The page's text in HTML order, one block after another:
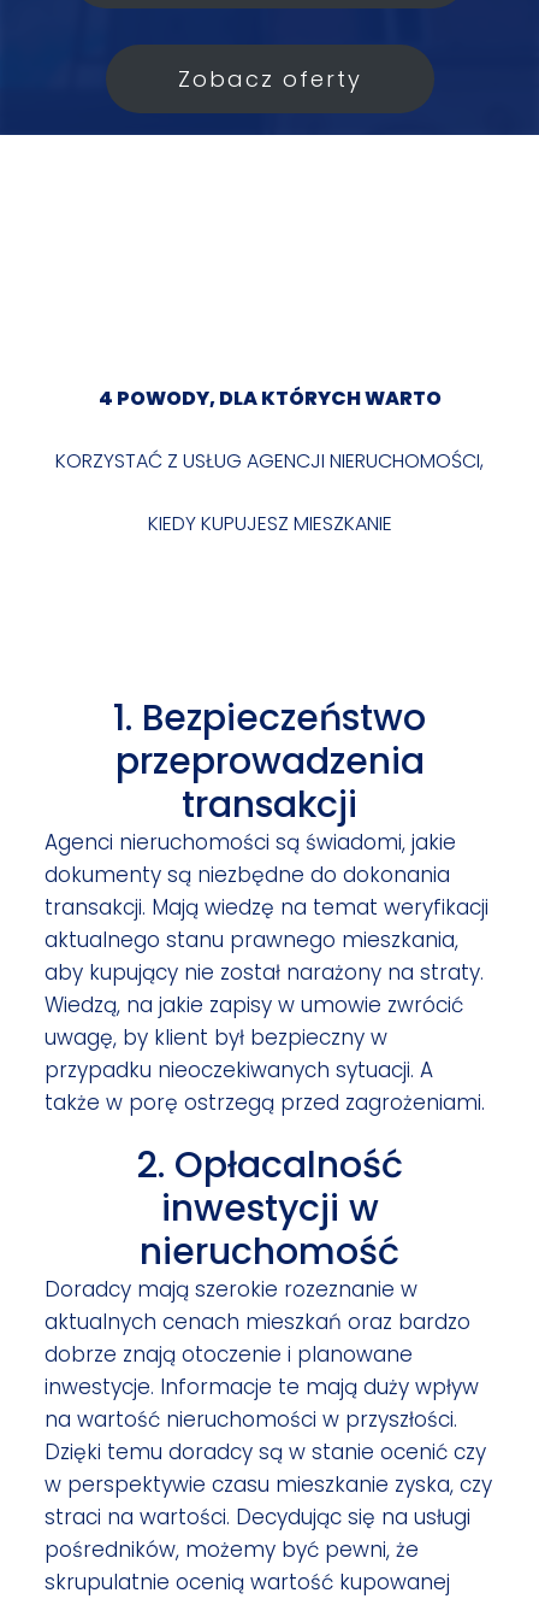
Zobacz oferty
4 POWODY, DLA KTÓRYCH WARTO
KORZYSTAĆ Z USŁUG AGENCJI NIERUCHOMOŚCI,
KIEDY KUPUJESZ MIESZKANIE
1. Bezpieczeństwo
przeprowadzenia
transakcji
Agenci nieruchomości są świadomi, jakie
dokumenty są niezbędne do dokonania
transakcji. Mają wiedzę na temat weryfikacji
aktualnego stanu prawnego mieszkania,
aby kupujący nie został narażony na straty.
Wiedzą, na jakie zapisy w umowie zwrócić
uwagę, by klient był bezpieczny w
przypadku nieoczekiwanych sytuacji. A
także w porę ostrzegą przed zagrożeniami.
2. Opłacalność
inwestycji w
nieruchomość
Doradcy mają szerokie rozeznanie w
aktualnych cenach mieszkań oraz bardzo
dobrze znają otoczenie i planowane
inwestycje. Informacje te mają duży wpływ
na wartość nieruchomości w przyszłości.
Dzięki temu doradcy są w stanie ocenić czy
w perspektywie czasu mieszkanie zyska, czy
straci na wartości. Decydując się na usługi
pośredników, możemy być pewni, że
skrupulatnie ocenią wartość kupowanej